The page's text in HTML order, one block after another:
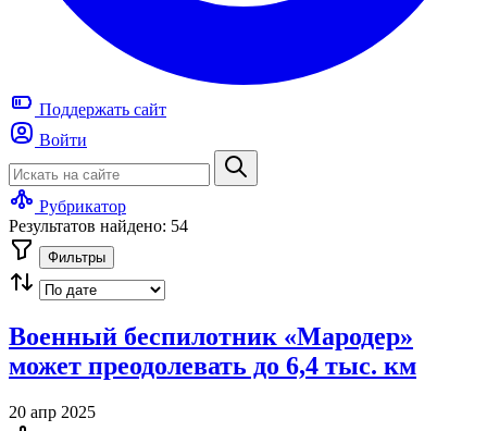
Поддержать сайт
Войти
Рубрикатор
Результатов найдено: 54
Фильтры
Военный беспилотник «Мародер»
может преодолевать до 6,4 тыс. км
20 апр 2025